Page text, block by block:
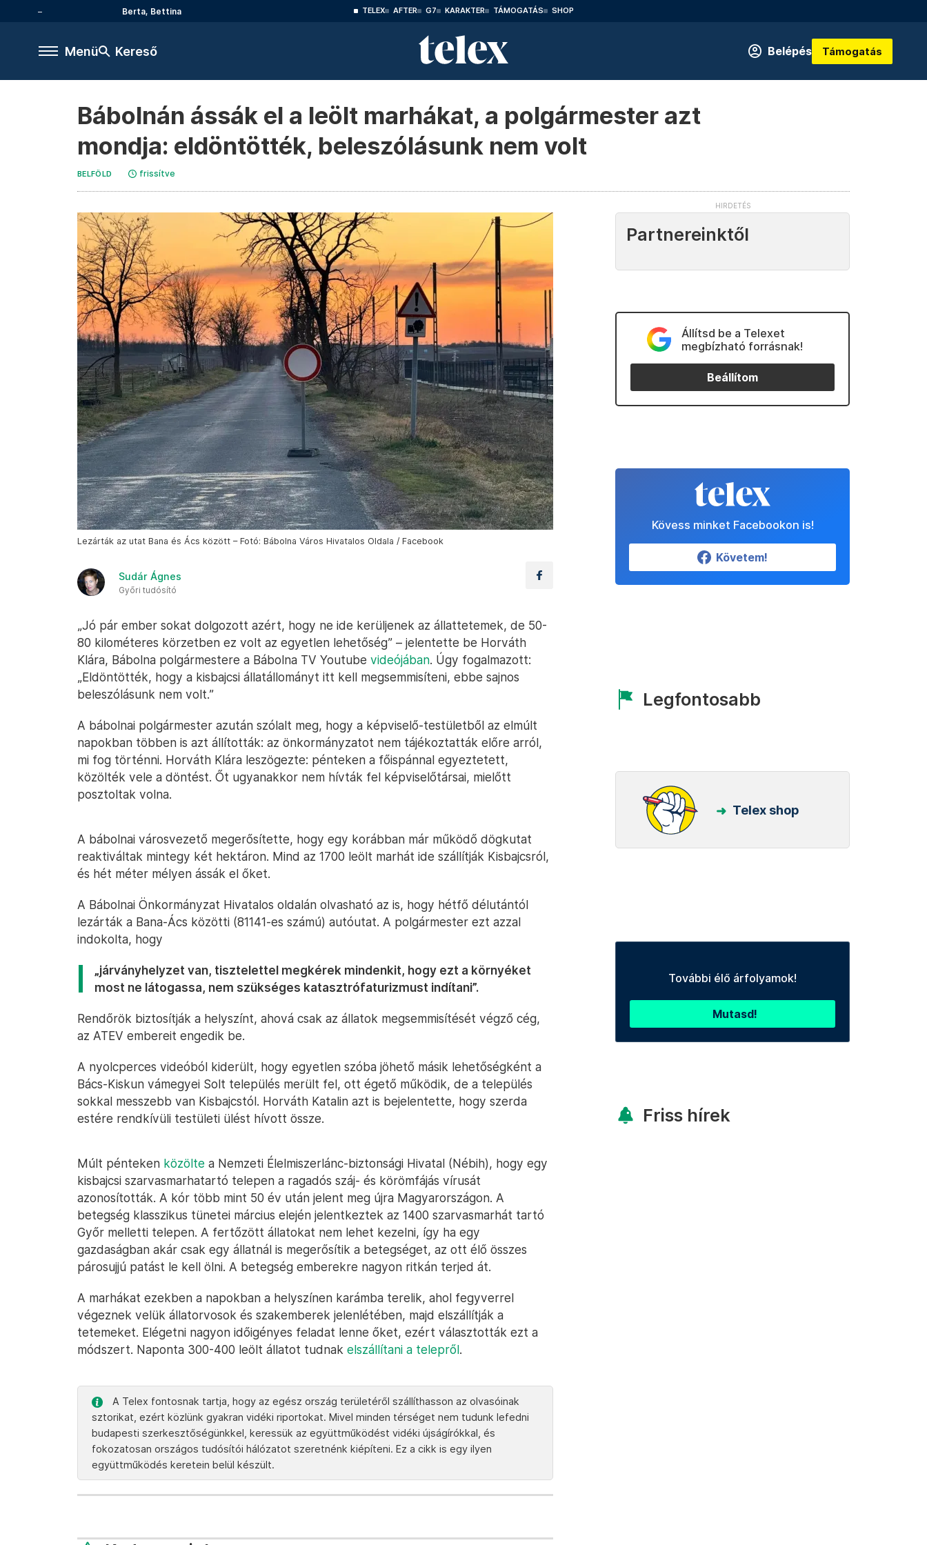
Berta, Bettina TELEX AFTER G7 KARAKTER TÁMOGATÁS SHOP
Menü Kereső Belépés Támogatás
Bábolnán ássák el a leölt marhákat, a polgármester azt
mondja: eldöntötték, beleszólásunk nem volt
BELFÖLD frissítve
Lezárták az utat Bana és Ács között – Fotó: Bábolna Város Hivatalos Oldala / Facebook
Sudár Ágnes
Győri tudósító
„Jó pár ember sokat dolgozott azért, hogy ne ide kerüljenek az állattetemek, de 50-
80 kilométeres körzetben ez volt az egyetlen lehetőség” – jelentette be Horváth
Klára, Bábolna polgármestere a Bábolna TV Youtube videójában. Úgy fogalmazott:
„Eldöntötték, hogy a kisbajcsi állatállományt itt kell megsemmisíteni, ebbe sajnos
beleszólásunk nem volt.”
A bábolnai polgármester azután szólalt meg, hogy a képviselő-testületből az elmúlt
napokban többen is azt állították: az önkormányzatot nem tájékoztatták előre arról,
mi fog történni. Horváth Klára leszögezte: pénteken a főispánnal egyeztetett,
közölték vele a döntést. Őt ugyanakkor nem hívták fel képviselőtársai, mielőtt
posztoltak volna.
A bábolnai városvezető megerősítette, hogy egy korábban már működő dögkutat
reaktiváltak mintegy két hektáron. Mind az 1700 leölt marhát ide szállítják Kisbajcsról,
és hét méter mélyen ássák el őket.
A Bábolnai Önkormányzat Hivatalos oldalán olvasható az is, hogy hétfő délutántól
lezárták a Bana-Ács közötti (81141-es számú) autóutat. A polgármester ezt azzal
indokolta, hogy
„járványhelyzet van, tisztelettel megkérek mindenkit, hogy ezt a környéket
most ne látogassa, nem szükséges katasztrófaturizmust indítani”.
Rendőrök biztosítják a helyszínt, ahová csak az állatok megsemmisítését végző cég,
az ATEV embereit engedik be.
A nyolcperces videóból kiderült, hogy egyetlen szóba jöhető másik lehetőségként a
Bács-Kiskun vámegyei Solt település merült fel, ott égető működik, de a település
sokkal messzebb van Kisbajcstól. Horváth Katalin azt is bejelentette, hogy szerda
estére rendkívüli testületi ülést hívott össze.
Múlt pénteken közölte a Nemzeti Élelmiszerlánc-biztonsági Hivatal (Nébih), hogy egy
kisbajcsi szarvasmarhatartó telepen a ragadós száj- és körömfájás vírusát
azonosították. A kór több mint 50 év után jelent meg újra Magyarországon. A
betegség klasszikus tünetei március elején jelentkeztek az 1400 szarvasmarhát tartó
Győr melletti telepen. A fertőzött állatokat nem lehet kezelni, így ha egy
gazdaságban akár csak egy állatnál is megerősítik a betegséget, az ott élő összes
párosujjú patást le kell ölni. A betegség emberekre nagyon ritkán terjed át.
A marhákat ezekben a napokban a helyszínen karámba terelik, ahol fegyverrel
végeznek velük állatorvosok és szakemberek jelenlétében, majd elszállítják a
tetemeket. Elégetni nagyon időigényes feladat lenne őket, ezért választották ezt a
módszert. Naponta 300-400 leölt állatot tudnak elszállítani a telepről.
A Telex fontosnak tartja, hogy az egész ország területéről szállíthasson az olvasóinak
sztorikat, ezért közlünk gyakran vidéki riportokat. Mivel minden térséget nem tudunk lefedni
budapesti szerkesztőségünkkel, keressük az együttműködést vidéki újságírókkal, és
fokozatosan országos tudósítói hálózatot szeretnénk kiépíteni. Ez a cikk is egy ilyen
együttműködés keretein belül készült.
Partnereinktől
Állítsd be a Telexet
megbízható forrásnak!
Beállítom
Kövess minket Facebookon is!
Követem!
Legfontosabb
Telex shop
További élő árfolyamok!
Mutasd!
Friss hírek